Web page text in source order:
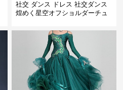
社交 ダンス ドレス 社交ダンス
煌めく星空オフショルダーチュ